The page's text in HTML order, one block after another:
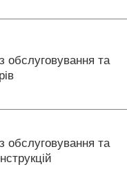
обслуговування та
обслуговування та